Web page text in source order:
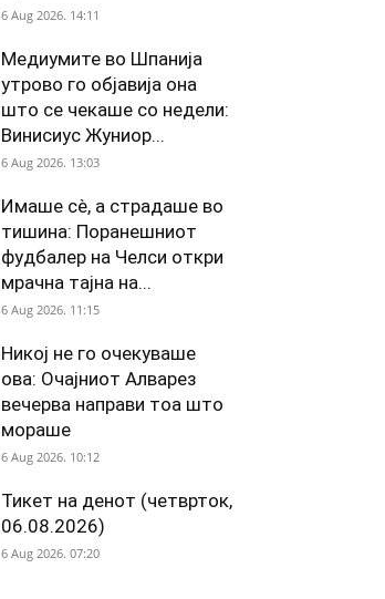
6 Aug 2026. 14:11
Медиумите во Шпанија
утрово го објавија она
што се чекаше со недели:
Винисиус Жуниор...
6 Aug 2026. 13:03
Имаше сè, а страдаше во
тишина: Поранешниот
фудбалер на Челси откри
мрачна тајна на...
6 Aug 2026. 11:15
Никој не го очекуваше
ова: Очајниот Алварез
вечерва направи тоа што
мораше
6 Aug 2026. 10:12
Тикет на денот (четврток,
06.08.2026)
6 Aug 2026. 07:20